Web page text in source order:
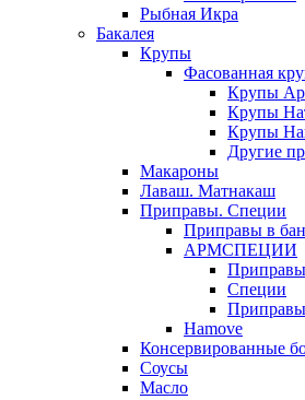
Рыбная Икра
Бакалея
Крупы
Фасованная
Крупы
Крупы
Крупы
Другие
Макароны
Лаваш. Матнакаш
Приправы. Специи
Приправы в
АРМСПЕЦИИ
Приправы
Специи
Hamove
Консервированные
Соусы
Масло